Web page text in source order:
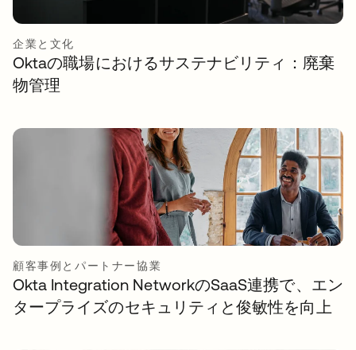
企業と文化
Oktaの職場におけるサステナビリティ：廃棄
物管理
顧客事例とパートナー協業
Okta Integration NetworkのSaaS連携で、エン
タープライズのセキュリティと俊敏性を向上